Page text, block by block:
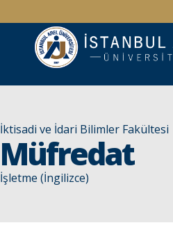
İktisadi ve İdari Bilimler Fakültesi
Müfredat
İşletme (İngilizce)